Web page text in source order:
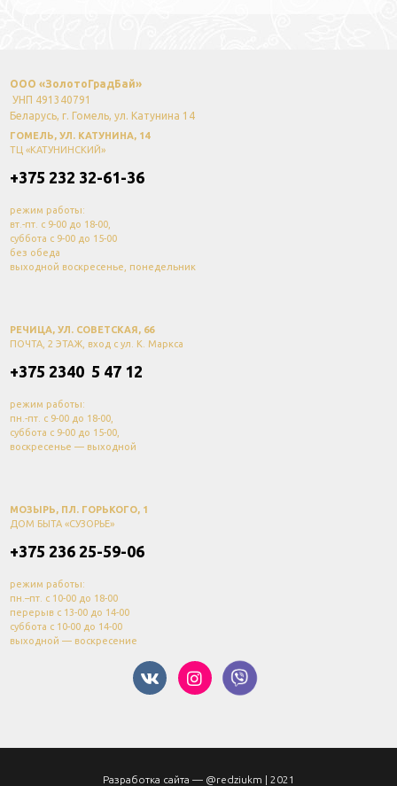
ООО «ЗолотоГрадБай»
УНП 491340791
Беларусь, г. Гомель, ул. Катунина 14
ГОМЕЛЬ, УЛ. КАТУНИНА, 14
ТЦ «КАТУНИНСКИЙ»
+375 232 32-61-36
режим работы:
вт.-пт. с 9-00 до 18-00,
суббота с 9-00 до 15-00
без обеда
выходной воскресенье, понедельник
РЕЧИЦА, УЛ. СОВЕТСКАЯ, 66
ПОЧТА, 2 ЭТАЖ, вход с ул. К. Маркса
+375 2340 5 47 12
режим работы:
пн.-пт. с 9-00 до 18-00,
суббота с 9-00 до 15-00,
воскресенье — выходной
МОЗЫРЬ, ПЛ. ГОРЬКОГО, 1
ДОМ БЫТА «СУЗОРЬЕ»
+375 236 25-59-06
режим работы:
пн.–пт. с 10-00 до 18-00
перерыв с 13-00 до 14-00
суббота с 10-00 до 14-00
выходной — воскресение
Разработка сайта — @redziukm | 2021